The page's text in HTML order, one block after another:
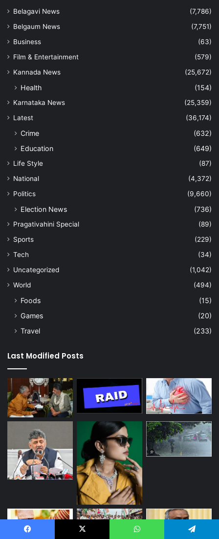
Belagavi News
(7,786)
Belgaum News
(7,751)
Business
(63)
Film & Entertainment
(579)
Kannada News
(25,672)
Health (154)
Karnataka News
(25,359)
Latest
(36,174)
Crime
(632)
Education
(649)
Life Style
(87)
National
(4,372)
Politics
(9,660)
Election News (736)
Pragativahini Special
(89)
Sports
(229)
Tech
(34)
Uncategorized
(1,042)
World
(494)
Foods
(15)
Games
(20)
Travel
(233)
Last Modified Posts